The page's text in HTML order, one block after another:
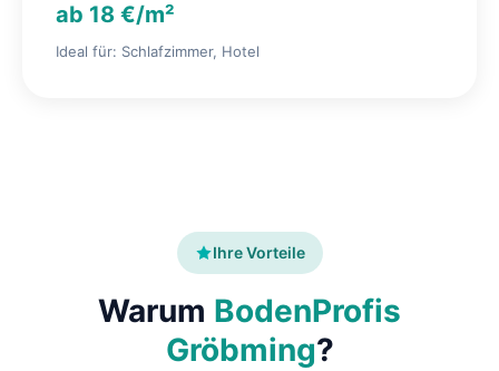
ab 18 €/m²
Ideal für: Schlafzimmer, Hotel
Ihre Vorteile
Warum BodenProfis
Gröbming?